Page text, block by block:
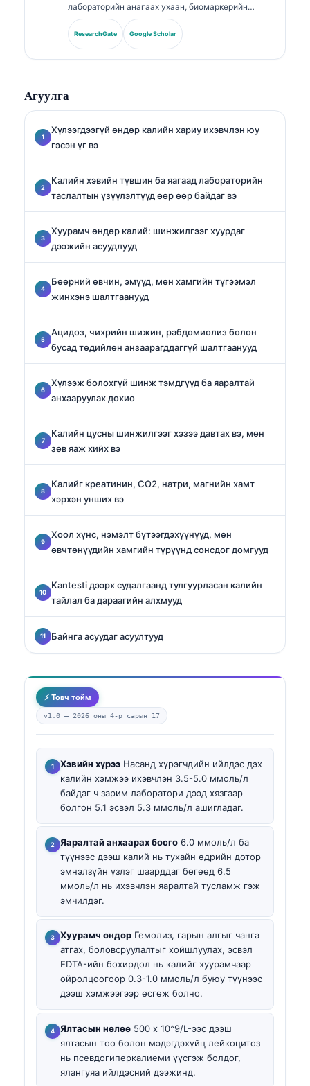
лабораторийн анагаах ухаан, биомаркерийн
судалгаанд 30+ жилийн туршлагатай. Германы
Клиник химийн нийгэмлэгийн (German Society for
Clinical Chemistry) Ерөнхийлөгчөөр ажиллаж
мэргэшсэн.
ResearchGate Google Scholar
Агуулга
Хүлээгдээгүй өндөр калийн хариу ихэвчлэн юу
гэсэн үг вэ
Калийн хэвийн түвшин ба яагаад лабораторийн
таслалтын үзүүлэлтүүд өөр өөр байдаг вэ
Хуурамч өндөр калий: шинжилгээг хуурдаг
дээжийн асуудлууд
Бөөрний өвчин, эмүүд, мөн хамгийн түгээмэл
жинхэнэ шалтгаанууд
Ацидоз, чихрийн шижин, рабдомиолиз болон
бусад төдийлөн анзаарагддаггүй шалтгаанууд
Хүлээж болохгүй шинж тэмдгүүд ба яаралтай
анхааруулах дохио
Калийн цусны шинжилгээг хэзээ давтах вэ, мөн
зөв яаж хийх вэ
Калийг креатинин, CO2, натри, магнийн хамт
хэрхэн унших вэ
Хоол хүнс, нэмэлт бүтээгдэхүүнүүд, мөн
өвчтөнүүдийн хамгийн түрүүнд сонсдог домгууд
Kantesti дээрх судалгаанд тулгуурласан калийн
тайлал ба дараагийн алхмууд
Байнга асуудаг асуултууд
⚡ Товч тойм
v1.0 — 2026 оны 4-р сарын 17
Хэвийн хүрээ Насанд хүрэгчдийн ийлдэс дэх
калийн хэмжээ ихэвчлэн 3.5-5.0 ммоль/л
байдаг ч зарим лаборатори дээд хязгаар
болгон 5.1 эсвэл 5.3 ммоль/л ашигладаг.
Яаралтай анхаарах босго 6.0 ммоль/л ба
түүнээс дээш калий нь тухайн өдрийн дотор
эмнэлзүйн үзлэг шаарддаг бөгөөд 6.5
ммоль/л нь ихэвчлэн яаралтай тусламж гэж
эмчилдэг.
Хуурамч өндөр Гемолиз, гарын алгыг чанга
атгах, боловсруулалтыг хойшлуулах, эсвэл
EDTA-ийн бохирдол нь калийг хуурамчаар
ойролцоогоор 0.3-1.0 ммоль/л буюу түүнээс
дээш хэмжээгээр өсгөж болно.
Ялтасын нөлөө 500 x 10^9/L-ээс дээш
ялтасын тоо болон мэдэгдэхүйц лейкоцитоз
нь псевдогиперкалиеми үүсгэж болдог,
ялангуяа ийлдэсний дээжинд.